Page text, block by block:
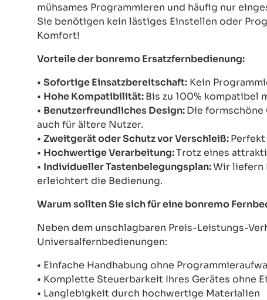
mühsames Programmieren und häufig nur
Sie benötigen kein lästiges Einstellen oder
Komfort!
Vorteile der bonremo Ersatzfernbedienung:
• Sofortige Einsatzbereitschaft: Kein
• Hohe Kompatibilität:Bis zu 100% kompatibel
• Benutzerfreundliches Design:Die
auch für ältere Nutzer.
• Zweitgerät oder Schutz vor Verschleiß:
• Hochwertige Verarbeitung:Trotz eines
• Individueller Tastenbelegungsplan:Wir liefern
erleichtert die Bedienung.
Warum sollten Sie sich für eine bonremo
Neben dem unschlagbaren Preis-Leistungs-
Universalfernbedienungen:
• Einfache Handhabung ohne
• Komplette Steuerbarkeit Ihres Gerätes ohne
• Langlebigkeit durch hochwertige Materialien